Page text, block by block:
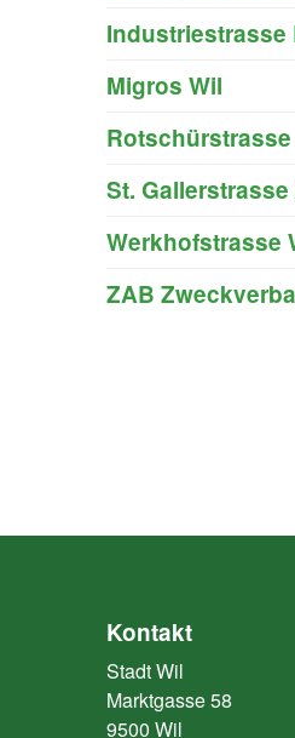
Migros Wil
St.
Werkhofstrasse
ZAB
Kontakt
Stadt Wil
Marktgasse 58
9500 Wil